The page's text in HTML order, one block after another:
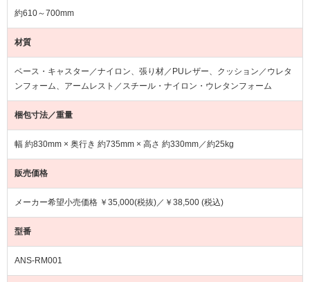
約610～700mm
材質
ベース・キャスター／ナイロン、張り材／PUレザー、クッション／ウレタ
ンフォーム、アームレスト／スチール・ナイロン・ウレタンフォーム
梱包寸法／重量
幅 約830mm × 奥行き 約735mm × 高さ 約330mm／約25kg
販売価格
メーカー希望小売価格 ￥35,000(税抜)／￥38,500 (税込)
型番
ANS-RM001